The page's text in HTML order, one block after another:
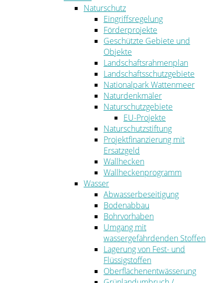
Naturschutz
Eingriffsregelung
Förderprojekte
Geschützte Gebiete und
Objekte
Landschaftsrahmenplan
Landschaftsschutzgebiete
Nationalpark Wattenmeer
Naturdenkmäler
Naturschutzgebiete
EU-Projekte
Naturschutzstiftung
Projektfinanzierung mit
Ersatzgeld
Wallhecken
Wallheckenprogramm
Wasser
Abwasserbeseitigung
Bodenabbau
Bohrvorhaben
Umgang mit
wassergefährdenden Stoffen
Lagerung von Fest- und
Flüssigstoffen
Oberflächenentwässerung